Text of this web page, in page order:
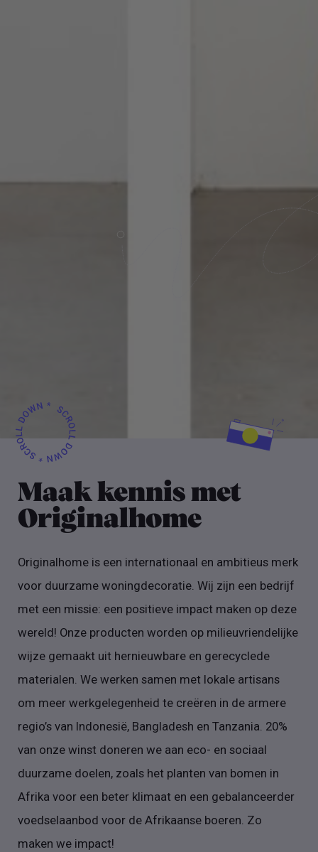
Maak kennis met
Originalhome
Originalhome is een internationaal en ambitieus merk
voor duurzame woningdecoratie. Wij zijn een bedrijf
met een missie: een positieve impact maken op deze
wereld! Onze producten worden op milieuvriendelijke
wijze gemaakt uit hernieuwbare en gerecyclede
materialen. We werken samen met lokale artisans
om meer werkgelegenheid te creëren in de armere
regio’s van Indonesië, Bangladesh en Tanzania. 20%
van onze winst doneren we aan eco- en sociaal
duurzame doelen, zoals het planten van bomen in
Afrika voor een beter klimaat en een gebalanceerder
voedselaanbod voor de Afrikaanse boeren. Zo
maken we impact!